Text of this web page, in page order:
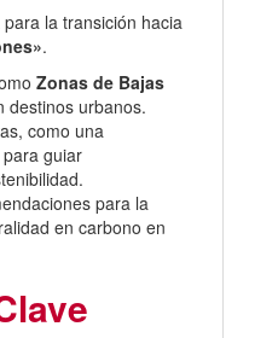
la transición hacia
.
Zonas de Bajas
destinos urbanos.
como una
para guiar
para la
en carbono en